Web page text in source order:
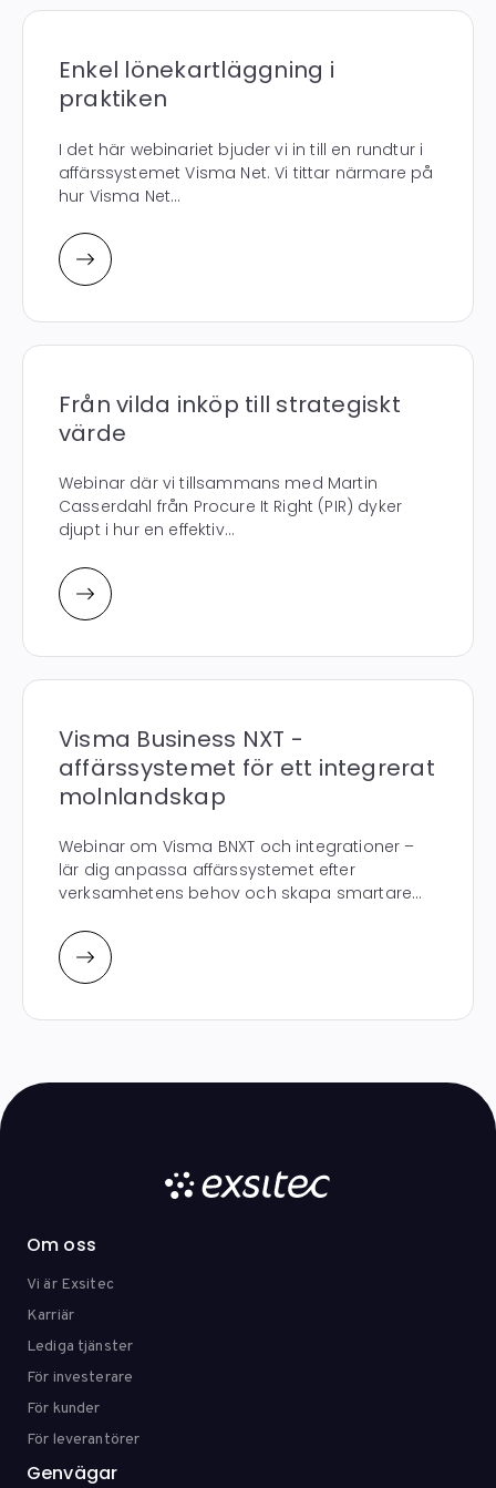
Enkel lönekartläggning i
praktiken
I det här webinariet bjuder vi in till en rundtur i
affärssystemet Visma Net. Vi tittar närmare på
hur Visma Net...
Från vilda inköp till strategiskt
värde
Webinar där vi tillsammans med Martin
Casserdahl från Procure It Right (PIR) dyker
djupt i hur en effektiv...
Visma Business NXT -
affärssystemet för ett integrerat
molnlandskap
Webinar om Visma BNXT och integrationer –
lär dig anpassa affärssystemet efter
verksamhetens behov och skapa smartare...
Om oss
Vi är Exsitec
Karriär
Lediga tjänster
För investerare
För kunder
För leverantörer
Genvägar